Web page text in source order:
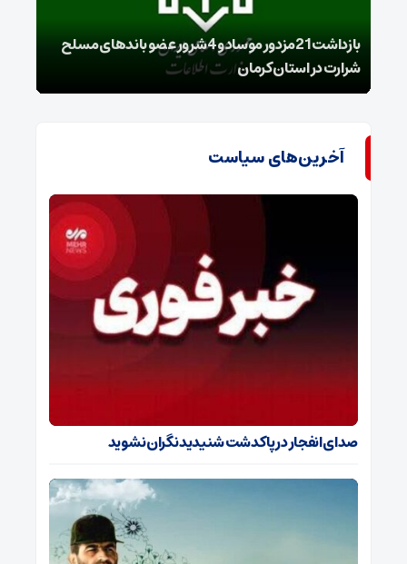
بازداشت 21مزدور موساد و 4 شرور عضو باندهای مسلح
شرارت در استان کرمان
آخرین‌های سیاست
صدای انفجار در پاکدشت شنیدید نگران نشوید